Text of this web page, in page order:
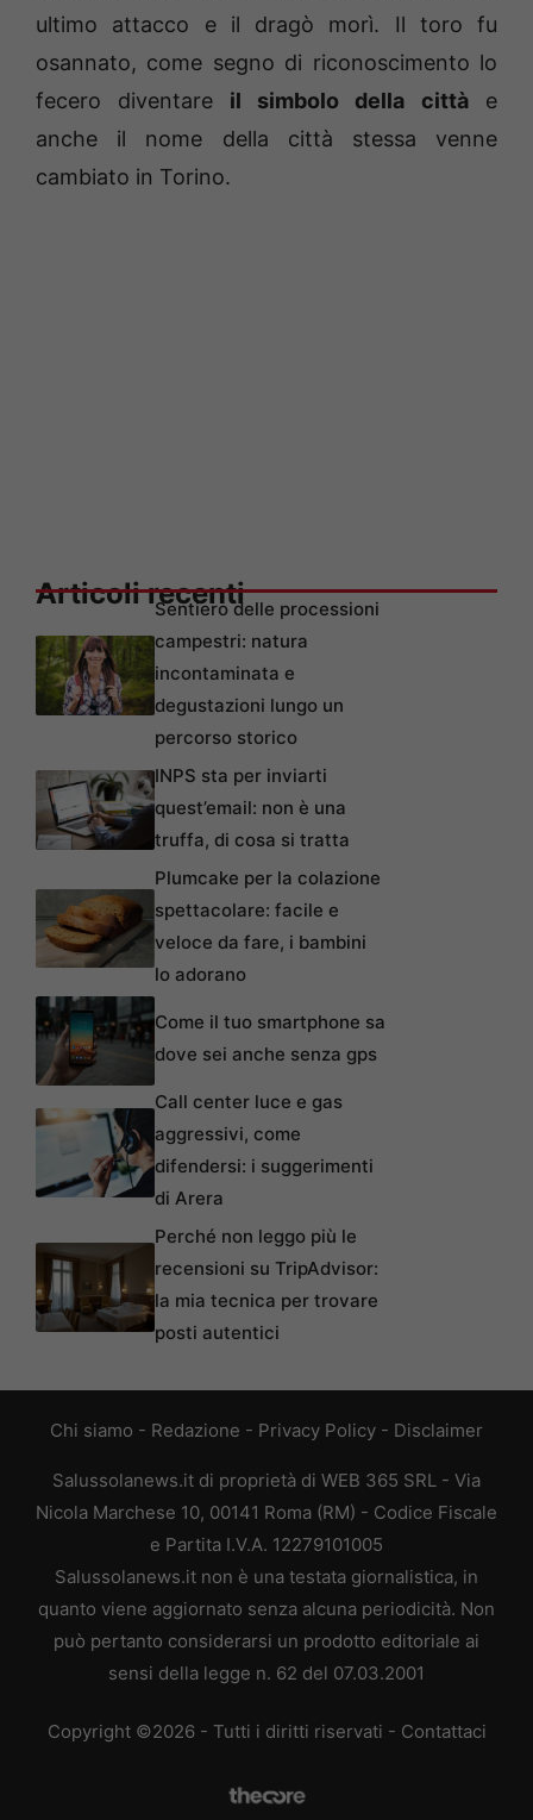
ultimo attacco e il dragò morì. Il toro fu
osannato, come segno di riconoscimento lo
fecero diventare il simbolo della cittàe
anche il nome della città stessa venne
cambiato in Torino.
Articoli recentiSentiero delle processioni
campestri: natura
incontaminata e
degustazioni lungo un
percorso storico
INPS sta per inviarti
quest’email: non è una
truffa, di cosa si tratta
Plumcake per la colazione
spettacolare: facile e
veloce da fare, i bambini
lo adorano
Come il tuo smartphone sa
dove sei anche senza gps
Call center luce e gas
aggressivi, come
difendersi: i suggerimenti
di Arera
Perché non leggo più le
recensioni su TripAdvisor:
la mia tecnica per trovare
posti autentici
Chi siamo - Redazione - Privacy Policy - Disclaimer
Salussolanews.it di proprietà di WEB 365 SRL - Via
Nicola Marchese 10, 00141 Roma (RM) - Codice Fiscale
e Partita I.V.A. 12279101005
Salussolanews.it non è una testata giornalistica, in
quanto viene aggiornato senza alcuna periodicità. Non
può pertanto considerarsi un prodotto editoriale ai
sensi della legge n. 62 del 07.03.2001
Copyright ©2026 - Tutti i diritti riservati - Contattaci